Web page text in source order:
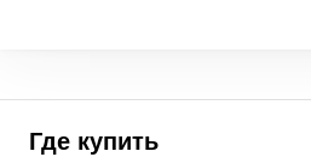
Где купить